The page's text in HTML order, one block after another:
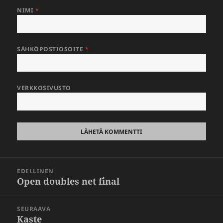
NIMI *
SÄHKÖPOSTIOSOITE *
VERKKOSIVUSTO
selausEDELLINEN
Edellinen
Open doubles net final
SEURAAVA
Seuraava
Kaste